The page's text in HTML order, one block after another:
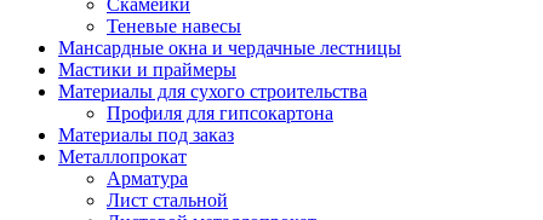
Скамейки
Теневые навесы
Мансардные окна и чердачные лестницы
Мастики и праймеры
Материалы для сухого строительства
Профиля для гипсокартона
Материалы под заказ
Металлопрокат
Арматура
Лист стальной